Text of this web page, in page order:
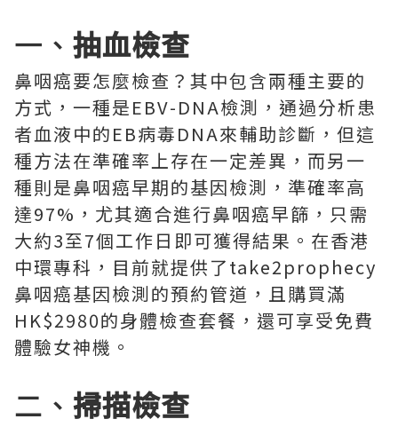
一、 抽血檢查
鼻咽癌要怎麼檢查？其中包含兩種主要的
方式，一種是EBV-DNA檢測，通過分析患
者血液中的EB病毒DNA來輔助診斷，但這
種方法在準確率上存在一定差異，而另一
種則是鼻咽癌早期的基因檢測，準確率高
達97%，尤其適合進行鼻咽癌早篩，只需
大約3至7個工作日即可獲得結果。在香港
中環專科，目前就提供了take2prophecy
鼻咽癌基因檢測的預約管道，且購買滿
HK$2980的身體檢查套餐，還可享受免費
體驗女神機。
二、 掃描檢查